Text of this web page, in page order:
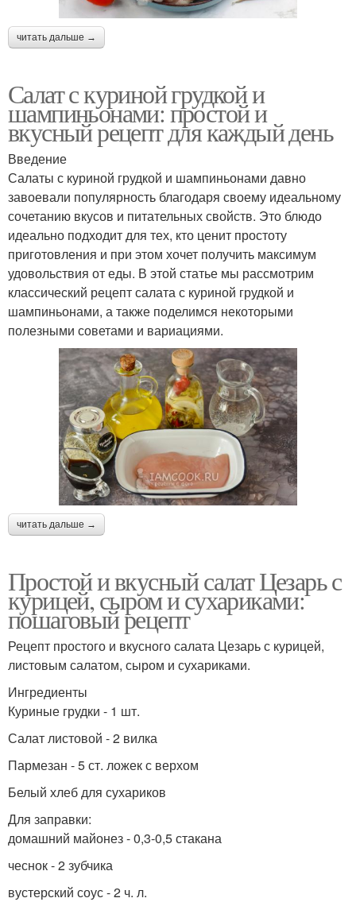
читать дальше →
Салат с куриной грудкой и
шампиньонами: простой и
вкусный рецепт для каждый день
Введение
Салаты с куриной грудкой и шампиньонами давно
завоевали популярность благодаря своему идеальному
сочетанию вкусов и питательных свойств. Это блюдо
идеально подходит для тех, кто ценит простоту
приготовления и при этом хочет получить максимум
удовольствия от еды. В этой статье мы рассмотрим
классический рецепт салата с куриной грудкой и
шампиньонами, а также поделимся некоторыми
полезными советами и вариациями.
читать дальше →
Простой и вкусный салат Цезарь с
курицей, сыром и сухариками:
пошаговый рецепт
Рецепт простого и вкусного салата Цезарь с курицей,
листовым салатом, сыром и сухариками.
Ингредиенты
Куриные грудки - 1 шт.
Салат листовой - 2 вилка
Пармезан - 5 ст. ложек с верхом
Белый хлеб для сухариков
Для заправки:
домашний майонез - 0,3-0,5 стакана
чеснок - 2 зубчика
вустерский соус - 2 ч. л.